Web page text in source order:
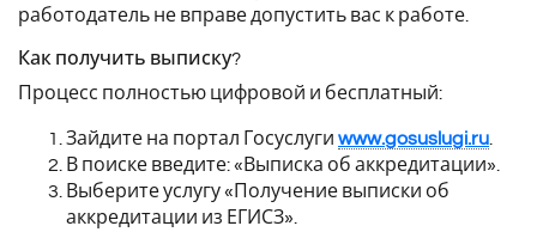
работодатель не вправе допустить вас к работе.
Как получить выписку?
Процесс полностью цифровой и бесплатный:
Зайдите на портал Госуслуги www.gosuslugi.ru
В поиске введите: «Выписка об аккредитации».
Выберите услугу «Получение выписки об
аккредитации из ЕГИСЗ».